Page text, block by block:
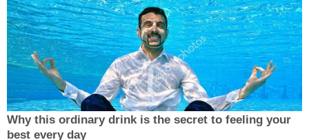
Why this ordinary drink is the secret to feeling your
best every day